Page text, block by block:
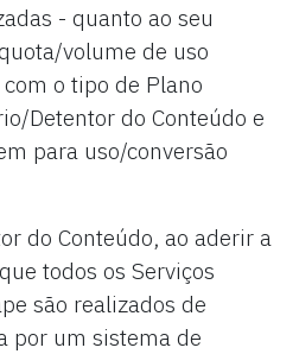
- quanto ao seu
volume de uso
o tipo de Plano
Detentor do Conteúdo e
para uso/conversão
do Conteúdo, ao aderir a
todos os Serviços
são realizados de
por um sistema de